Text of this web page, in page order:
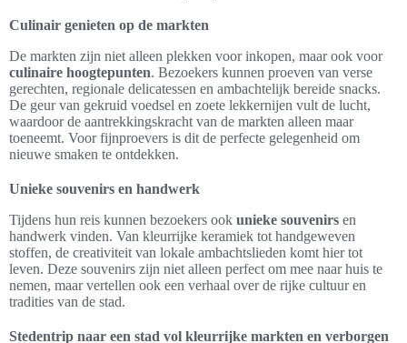
Culinair genieten op de markten
De markten zijn niet alleen plekken voor inkopen, maar ook voor
culinaire hoogtepunten. Bezoekers kunnen proeven van verse
gerechten, regionale delicatessen en ambachtelijk bereide snacks.
De geur van gekruid voedsel en zoete lekkernijen vult de lucht,
waardoor de aantrekkingskracht van de markten alleen maar
toeneemt. Voor fijnproevers is dit de perfecte gelegenheid om
nieuwe smaken te ontdekken.
Unieke souvenirs en handwerk
Tijdens hun reis kunnen bezoekers ook unieke souvenirs en
handwerk vinden. Van kleurrijke keramiek tot handgeweven
stoffen, de creativiteit van lokale ambachtslieden komt hier tot
leven. Deze souvenirs zijn niet alleen perfect om mee naar huis te
nemen, maar vertellen ook een verhaal over de rijke cultuur en
tradities van de stad.
Stedentrip naar een stad vol kleurrijke markten en verborgen